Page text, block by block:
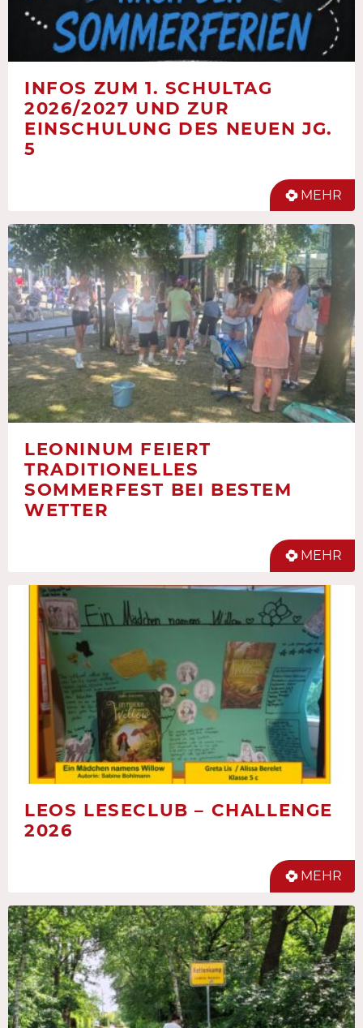
INFOS ZUM 1. SCHULTAG
2026/2027 UND ZUR
EINSCHULUNG DES NEUEN JG.
5
MEHR
LEONINUM FEIERT
TRADITIONELLES
SOMMERFEST BEI BESTEM
WETTER
MEHR
LEOS LESECLUB – CHALLENGE
2026
MEHR